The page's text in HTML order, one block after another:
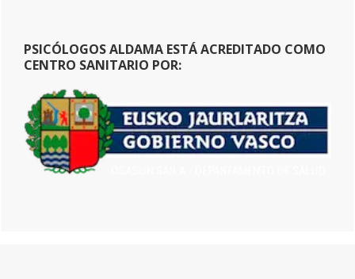
PSICÓLOGOS ALDAMA ESTÁ ACREDITADO COMO
CENTRO SANITARIO POR: